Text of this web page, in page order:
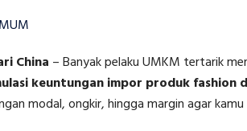
China –Banyak pelaku UMKM tertarik
keuntungan impor produk fashion
modal, ongkir, hingga margin agar